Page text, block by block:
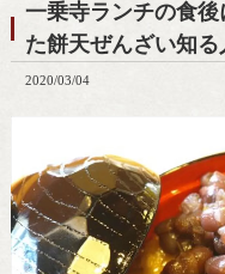
一乗寺ランチの食
た餅天ぜんざい知
2020/03/04